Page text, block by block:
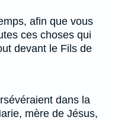
afin que vous
ces choses qui
devant le Fils de
dans la
mère de Jésus,